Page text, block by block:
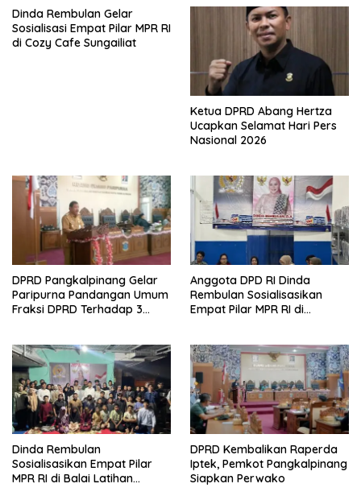
Dinda Rembulan Gelar
Sosialisasi Empat Pilar MPR RI
di Cozy Cafe Sungailiat
Ketua DPRD Abang Hertza
Ucapkan Selamat Hari Pers
Nasional 2026
DPRD Pangkalpinang Gelar
Paripurna Pandangan Umum
Fraksi DPRD Terhadap 3
Anggota DPD RI Dinda
Rembulan Sosialisasikan
Empat Pilar MPR RI di
Dinda Rembulan
Sosialisasikan Empat Pilar
MPR RI di Balai Latihan
DPRD Kembalikan Raperda
Iptek, Pemkot Pangkalpinang
Siapkan Perwako